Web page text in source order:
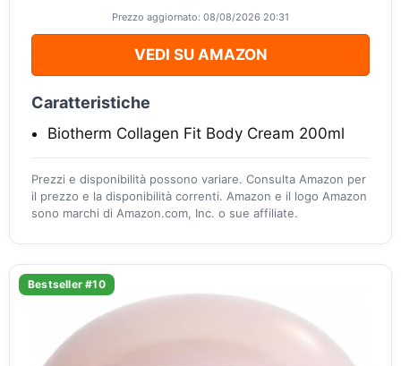
Prezzo aggiornato: 08/08/2026 20:31
VEDI SU AMAZON
Caratteristiche
Biotherm Collagen Fit Body Cream 200ml
Prezzi e disponibilità possono variare. Consulta Amazon per
il prezzo e la disponibilità correnti. Amazon e il logo Amazon
sono marchi di Amazon.com, Inc. o sue affiliate.
Bestseller #10